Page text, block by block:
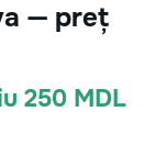
— preț
250 MDL